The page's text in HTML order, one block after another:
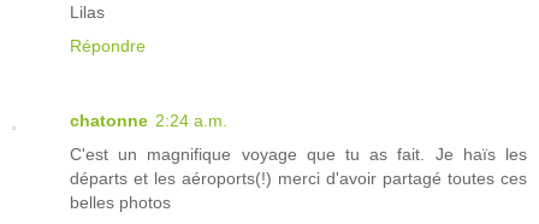
Lilas
Répondre
chatonne 2:24 a.m.
C'est un magnifique voyage que tu as fait. Je haïs les
départs et les aéroports(!) merci d'avoir partagé toutes ces
belles photos